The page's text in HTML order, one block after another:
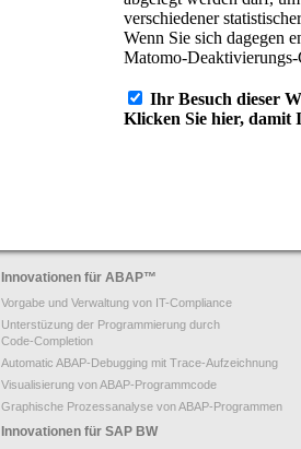
Innovationen für ABAP™
Vorgabe und Verwaltung von IT-Compliance
Unterstüzung der Programmierung durch
Code-Completion
Automatic ABAP-Debugging mit Trace-Aufzeichnung
Visualisierung von ABAP-Programmcode
Graphische Prozessanalyse von ABAP-Programmen
Innovationen für SAP BW